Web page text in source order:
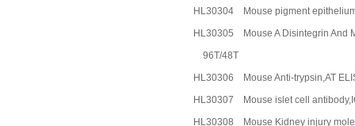
HL30304 Mouse pigment
HL30305 Mouse A Disintegrin And
96T/48T
HL30306 Mouse Anti-trypsin,AT
HL30307 Mouse islet cell
HL30308 Mouse Kidney injury